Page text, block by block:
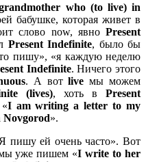
who (to live) in
бабушке, которая живет в
слово now, явно Present
Present Indefinite, было бы
пишу», «я каждую неделю
Indefinite. Ничего этого
. А вотlive мы можем
(lives), хоть в Present
I am writing a letter to my
Novgorod».
пишу ей очень часто». Вот
уже пишем «I write to her